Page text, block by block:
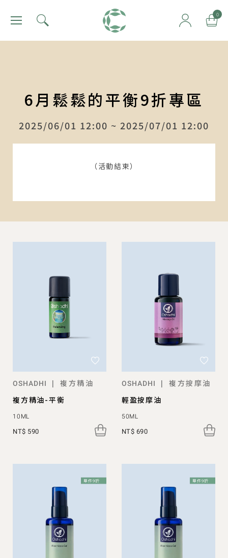
肯園 Canjune 0
6月鬆鬆的平衡9折專區
2025/06/01 12:00 ~ 2025/07/01 12:00
（活動結束）
OSHADHI |
複方精油
複方精油-平衡
10ML
NT$ 590
OSHADHI |
複方按摩油
輕盈按摩油
50ML
NT$ 690